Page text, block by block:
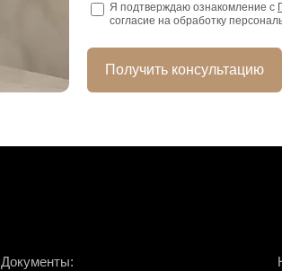
Я подтверждаю ознакомление с
согласие на обработку
Получить консультацию
Документы: